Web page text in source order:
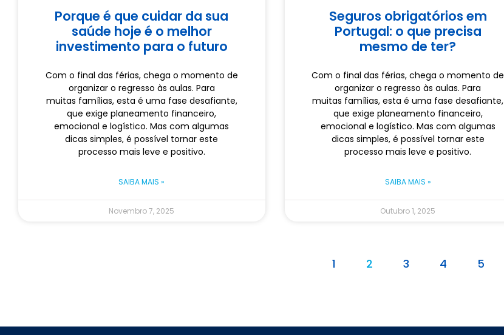
Porque é que cuidar da sua
saúde hoje é o melhor
investimento para o futuro
Com o final das férias, chega o momento de
organizar o regresso às aulas. Para
muitas famílias, esta é uma fase desafiante,
que exige planeamento financeiro,
emocional e logístico. Mas com algumas
dicas simples, é possível tornar este
processo mais leve e positivo.
SAIBA MAIS »
Novembro 7, 2025
Seguros obrigatórios em
Portugal: o que precisa
mesmo de ter?
Com o final das férias, chega o momento de
organizar o regresso às aulas. Para
muitas famílias, esta é uma fase desafiante,
que exige planeamento financeiro,
emocional e logístico. Mas com algumas
dicas simples, é possível tornar este
processo mais leve e positivo.
SAIBA MAIS »
Outubro 1, 2025
1 2 3 4 5